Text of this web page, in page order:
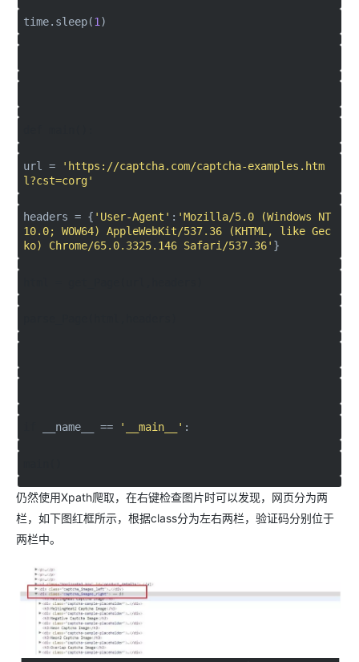
time.sleep(1 )
url =
'https://captcha.com/captcha-examples.htm
l?cst=corg'
headers = { 'User-Agent' : 'Mozilla/5.0 (Windows NT
10.0; WOW64) AppleWebKit/537.36 (KHTML, like Gec
ko) Chrome/65.0.3325.146 Safari/537.36' }
__name__ == '__main__' :
仍然使用Xpath爬取，在右键检查图片时可以发现，网页分为两
栏，如下图红框所示，根据class分为左右两栏，验证码分别位于
两栏中。